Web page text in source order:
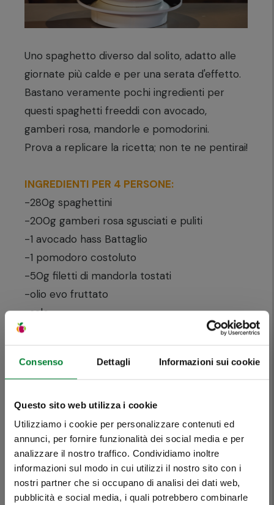
Consenso Dettagli Informazioni sui cookie
Questo sito web utilizza i cookie
Utilizziamo i cookie per personalizzare contenuti ed
annunci, per fornire funzionalità dei social media e per
analizzare il nostro traffico. Condividiamo inoltre
informazioni sul modo in cui utilizzi il nostro sito con i
nostri partner che si occupano di analisi dei dati web,
pubblicità e social media, i quali potrebbero combinarle
Uno spaghetto diverso dal solito, adatto alle
giornate più calde e per una serata d'effetto.
Bastano veramente pochi ingredienti per
questi spaghetti freeddi con avocado,
gamberi rosa, mandorle e pomodorini.
Prova a replicare la ricetta; non te ne pentirai!
INGREDIENTI PER 4 PERSONE:
-280g spaghettini
-200g gamberi rosa sgusciati e puliti
-1 avocado hass Battaglio
-1 pomodoro costoluto
-50g filetti di mandorla tostati
-olio evo fruttato
-sale
-aceto di mele
-1 cipollotto
Pulisci e taglia a cubetti il pomodoro e
l’avocado non troppo maturi, affetta
finemente il cipollotto e mettilo in acqua
fredda per almeno 30 minuti.
Condisci i gamberi con la dadolata di
pomodoro e avocado, il sale, le mandorle a
Se è Battaglio,